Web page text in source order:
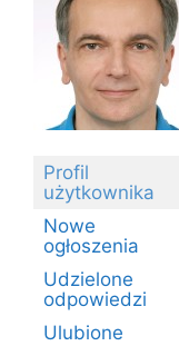
Profil
użytkownika
Nowe
ogłoszenia
Udzielone
odpowiedzi
Ulubione